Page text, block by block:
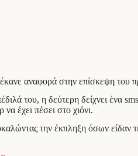
αναφορά στην επίσκεψη
του, η δεύτερη δείχνει ένα
έχει πέσει στο χιόνι.
την έκπληξη όσων είδαν